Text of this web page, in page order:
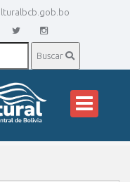
Buscar